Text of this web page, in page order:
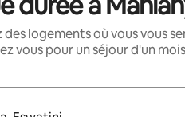
des logements où vous vous
vous pour un séjour d'un